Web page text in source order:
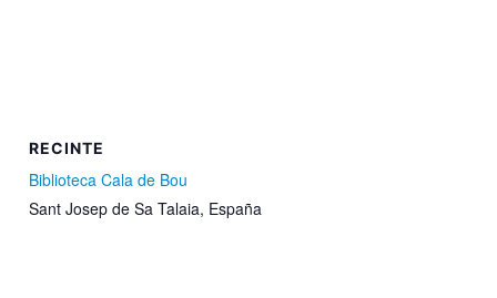
RECINTE
Biblioteca Cala de Bou
Sant Josep de Sa Talaia, España